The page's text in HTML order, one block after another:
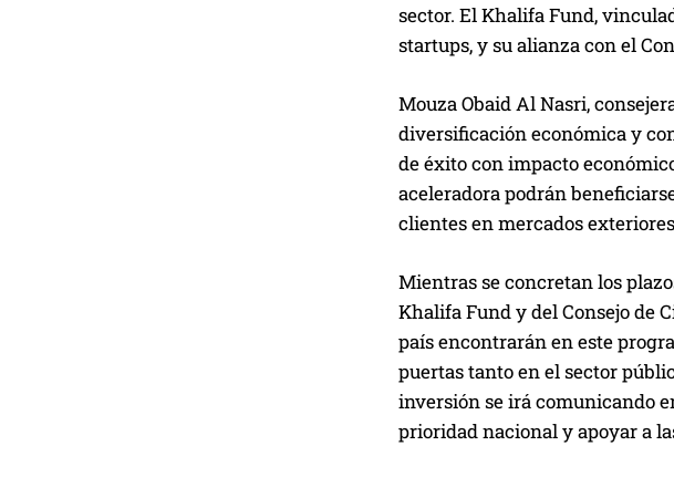
sector. El Khalifa Fund,
startups, y su alianza con el
Mouza Obaid Al Nasri,
diversificación económica y
de éxito con impacto
aceleradora podrán
clientes en mercados
Mientras se concretan los
Khalifa Fund y del Consejo de
país encontrarán en este
puertas tanto en el sector
inversión se irá comunicando
prioridad nacional y apoyar a